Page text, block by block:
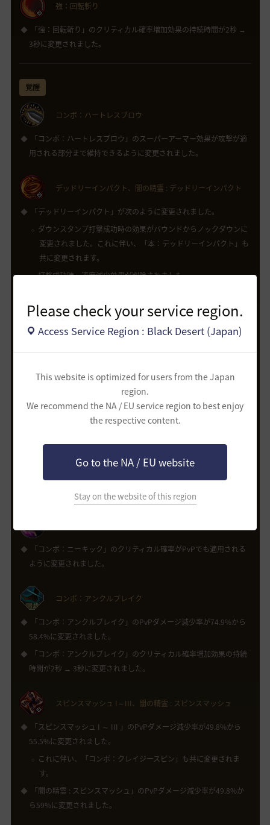
Please check your service region.
Access Service Region : Black Desert (Japan)
This website is optimized for users from the Japan
region.
We recommend the NA / EU service region to best enjoy
the respective content.
Go to the NA / EU website
Stay on the website of this region
強：回転斬り
「強：回転斬り」のクリティカル確率増加効果の持続時間が2秒 →
3秒に変更されました。
覚醒
コンボ：ハートレスブロウ
「コンボ：ハートレスブロウ」のスーパーアーマー効果が攻撃が適
用される部分まで維持できるように変更されました。
デッドリーインパクト、闇の精霊 : デッドリーインパクト
「デッドリーインパクト」が次のように変更されました。
ダウンスタンプ打撃成功時の効果がバウンドからノックダウンに
変更されました。これに伴い、「本：デッドリーインパクト」も
共に変更されます。
打撃成功時、速度減少効果が削除されました。
に伴い、「コンボ：デッドスマッシュ」も共に変更されます。
「闇の精霊 : デッドリーインパクト」のダウンスタンプ打撃成功時
のバウンド効果がノックダウンに変更されました。
攻撃範囲増加についての説明が残っていた部分が修正されました。
エクスプロード
「エクスプロード」の打撃成功時の硬直効果がモンスターにのみ適
用されるように変更され、スキル使用中にスーパーアーマー効果が
適用されるように変更されました。
これにより、「本：エクスプロード」スキル習得時、硬直効果が
PvPでも適用されます。
「コンボ：ニーキック」のクリティカル確率がPvPでも適用される
ように変更されました。
コンボ：アンクルブレイク
「コンボ：アンクルブレイク」のPvPダメージ減少率が74.9%から
58.4%に変更されました。
「コンボ：アンクルブレイク」のクリティカル確率増加効果の持続
時間が2秒 → 3秒に変更されました。
スピンスマッシュ I～III、闇の精霊 : スピンスマッシュ
「スピンスマッシュ I ～ III 」のPvPダメージ減少率が49.8%から
55.5%に変更されました。
これに伴い、「コンボ：クレイジースピン」も共に変更されま
す。
「闇の精霊 : スピンスマッシュ」のPvPダメージ減少率が49.8%か
ら59%に変更されました。